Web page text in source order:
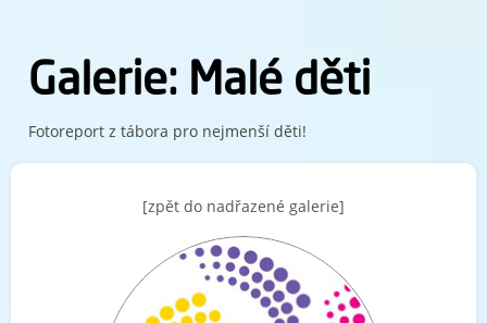
Galerie: Malé děti
Fotoreport z tábora pro nejmenší děti!
[zpět do nadřazené galerie]